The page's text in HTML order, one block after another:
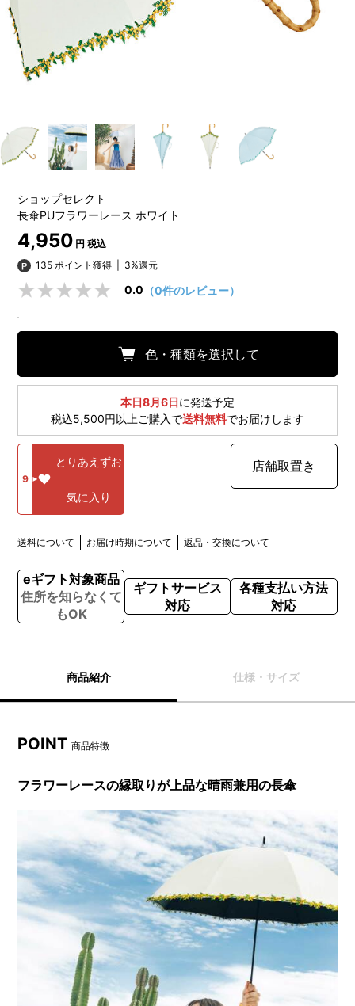
ショップセレクト
長傘PUフラワーレース ホワイト
4,950 円 税込
135 ポイント獲得
3%還元
0.0 （0件のレビュー）
色・種類を選択して
本日8月6日に発送予定
税込5,500円以上ご購入で送料無料でお届けします
9
とりあえずお
気に入り
店舗取置き
送料について お届け時期について 返品・交換について
eギフト対象商品
住所を知らなくて
もOK
ギフトサービス
対応
各種支払い方法
対応
商品紹介 仕様・サイズ
POINT商品特徴
フラワーレースの縁取りが上品な晴雨兼用の長傘